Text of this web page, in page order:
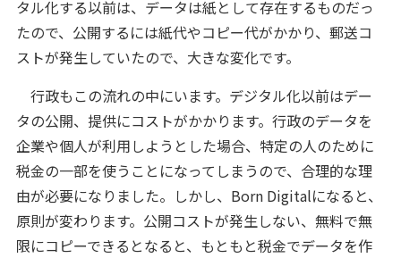
タル化する以前は、データは紙として存在するものだっ
たので、公開するには紙代やコピー代がかかり、郵送コ
ストが発生していたので、大きな変化です。
行政もこの流れの中にいます。デジタル化以前はデー
タの公開、提供にコストがかかります。行政のデータを
企業や個人が利用しようとした場合、特定の人のために
税金の一部を使うことになってしまうので、合理的な理
由が必要になりました。しかし、Born Digitalになると、
原則が変わります。公開コストが発生しない、無料で無
限にコピーできるとなると、もともと税金でデータを作